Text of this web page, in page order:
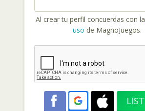
Al crear tu perfil concuerdas con la
uso de MagnoJuegos.